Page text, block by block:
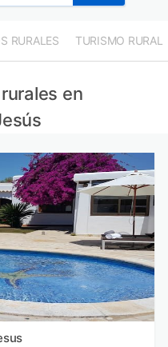
RURALES TURISMO RURAL
en